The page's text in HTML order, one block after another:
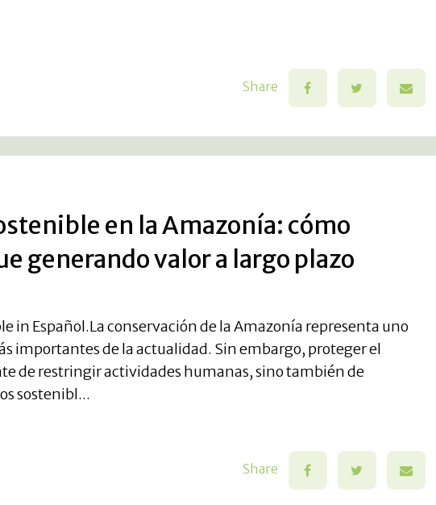
Share
en la Amazonía: cómo
generando valor a largo plazo
in Español.La conservación de la Amazonía representa uno
importantes de la actualidad. Sin embargo, proteger el
de restringir actividades humanas, sino también de
sostenibl...
Share